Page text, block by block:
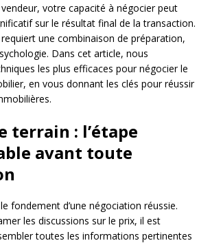
votre capacité à négocier peut
sur le résultat final de la transaction.
une combinaison de préparation,
Dans cet article, nous
les plus efficaces pour négocier le
en vous donnant les clés pour réussir
terrain : l’étape
avant toute
fondement d’une négociation réussie.
les discussions sur le prix, il est
toutes les informations pertinentes